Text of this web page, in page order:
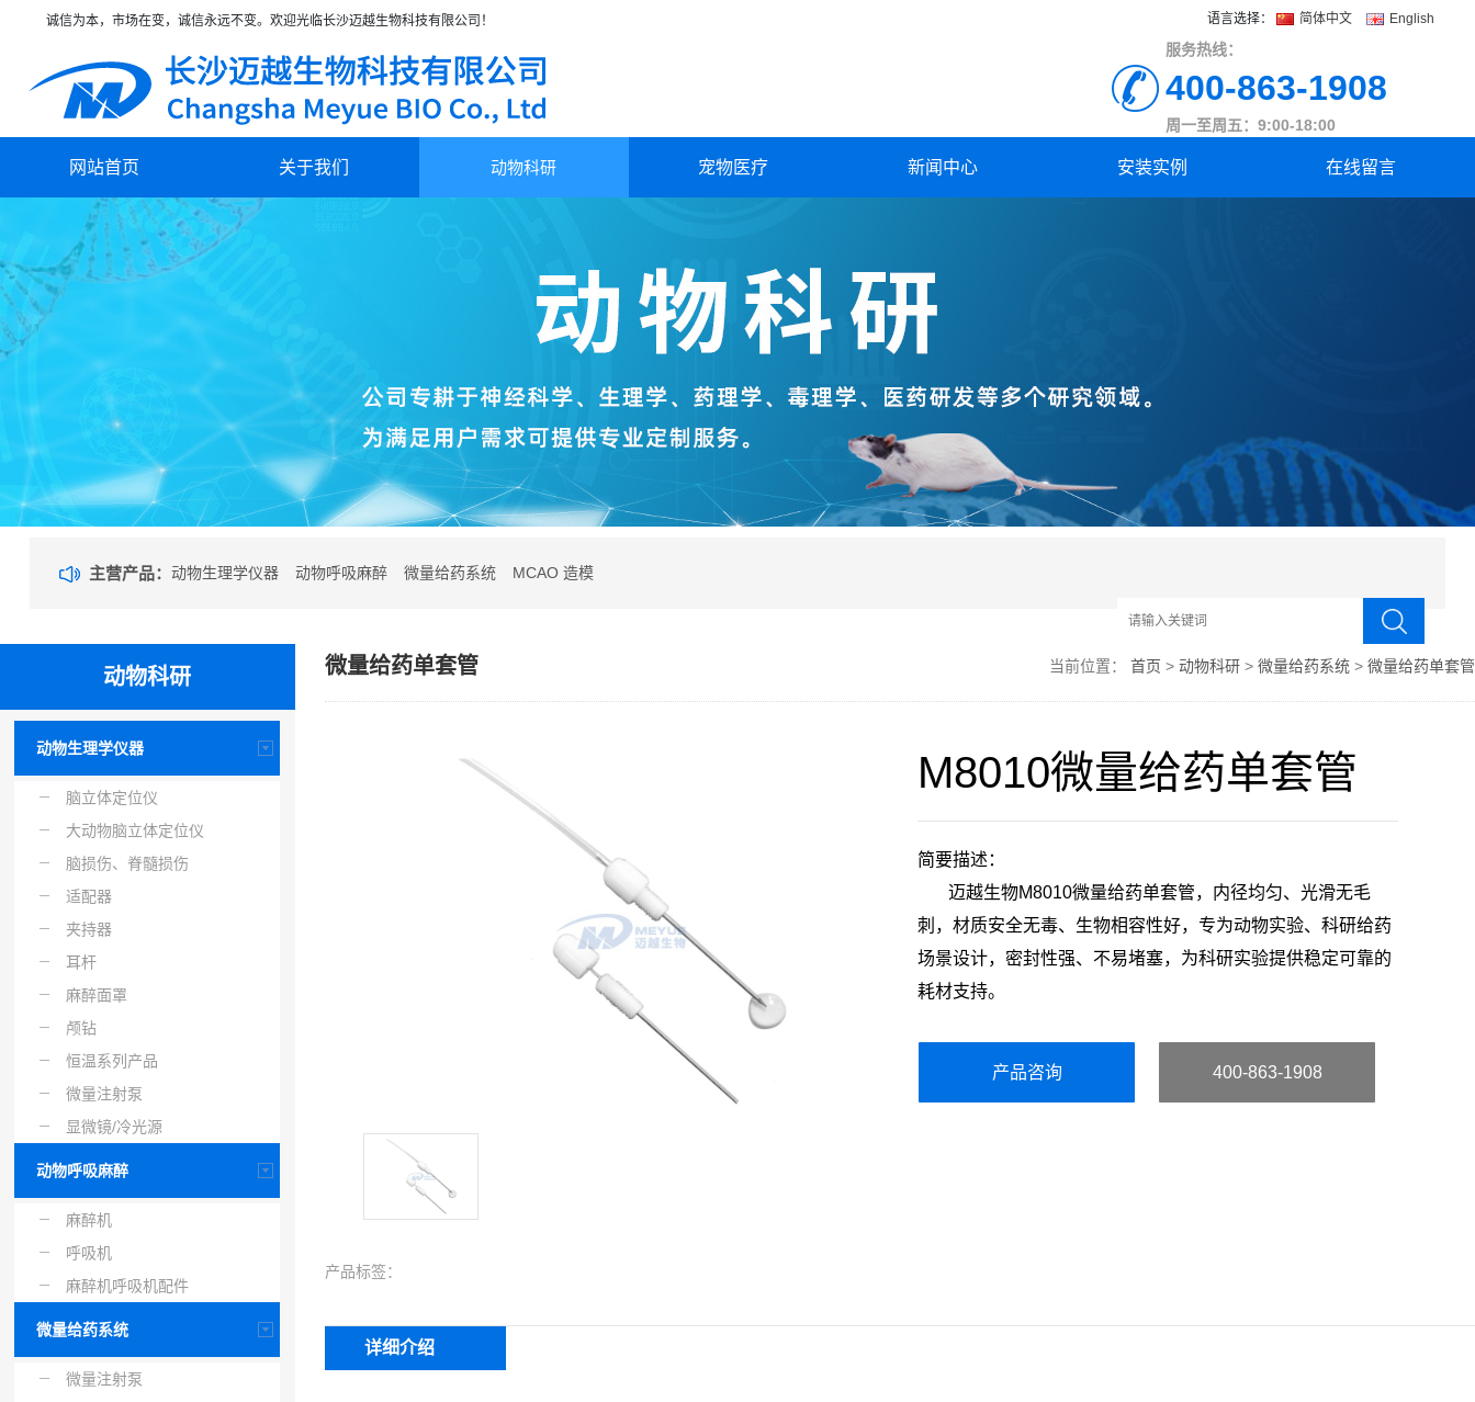
诚信为本，市场在变，诚信永远不变。欢迎光临长沙迈越生物科技有限公司！ 语言选择： 简体中文 English
服务热线：
400-863-1908
周一至周五：9:00-18:00
网站首页 关于我们 动物科研 宠物医疗 新闻中心 安装实例 在线留言
主营产品：动物生理学仪器 动物呼吸麻醉 微量给药系统 MCAO 造模
动物科研
动物生理学仪器
脑立体定位仪
大动物脑立体定位仪
脑损伤、脊髓损伤
适配器
夹持器
耳杆
麻醉面罩
颅钻
恒温系列产品
微量注射泵
显微镜/冷光源
动物呼吸麻醉
麻醉机
呼吸机
麻醉机呼吸机配件
微量给药系统
微量注射泵
微量给药单套管 当前位置： 首页 > 动物科研 > 微量给药系统 > 微量给药单套管
M8010微量给药单套管
简要描述：
迈越生物M8010微量给药单套管，内径均匀、光滑无毛
刺，材质安全无毒、生物相容性好，专为动物实验、科研给药
场景设计，密封性强、不易堵塞，为科研实验提供稳定可靠的
耗材支持。
产品咨询 400-863-1908
产品标签：
详细介绍